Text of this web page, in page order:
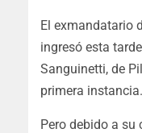
El exmandatario
ingresó esta
Sanguinetti, de
primera instancia.
Pero debido a su